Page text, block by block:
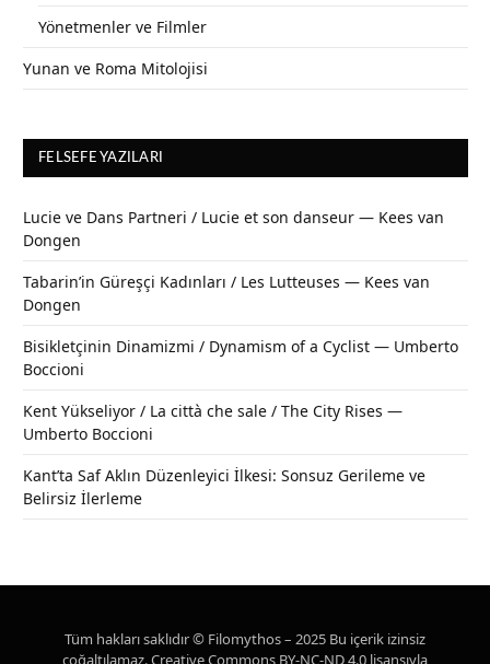
Yönetmenler ve Filmler
Yunan ve Roma Mitolojisi
FELSEFE YAZILARI
Lucie ve Dans Partneri / Lucie et son danseur — Kees van
Dongen
Tabarin’in Güreşçi Kadınları / Les Lutteuses — Kees van
Dongen
Bisikletçinin Dinamizmi / Dynamism of a Cyclist — Umberto
Boccioni
Kent Yükseliyor / La città che sale / The City Rises —
Umberto Boccioni
Kant’ta Saf Aklın Düzenleyici İlkesi: Sonsuz Gerileme ve
Belirsiz İlerleme
Tüm hakları saklıdır © Filomythos – 2025 Bu içerik izinsiz